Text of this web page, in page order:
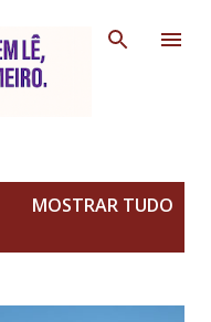
MOSTRAR TUDO